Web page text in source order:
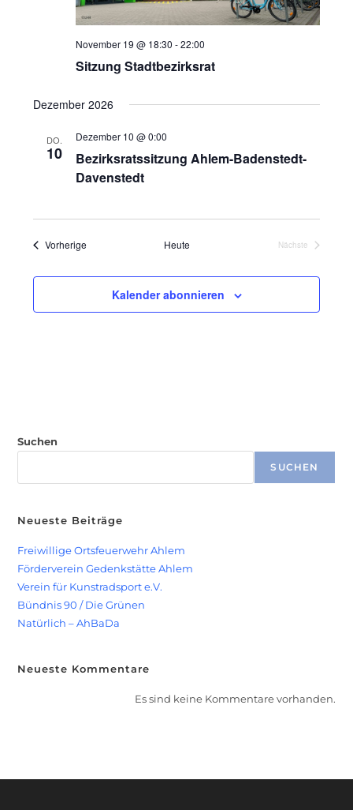
Sitzung Stadtbezirksrat
November 19 @ 18:30 -22:00
Dezember 2026
DO.
10
Bezirksratssitzung Ahlem-Badenstedt-
Davenstedt
Dezember 10 @ 0:00
VorherigeVeranstaltungen Heute
Nächste
Kalender abonnieren
Suchen
SUCHEN
Neueste Beiträge
Freiwillige Ortsfeuerwehr Ahlem
Förderverein Gedenkstätte Ahlem
Verein für Kunstradsport e.V.
Bündnis 90 / Die Grünen
Natürlich – AhBaDa
Neueste Kommentare
Es sind keine Kommentare vorhanden.